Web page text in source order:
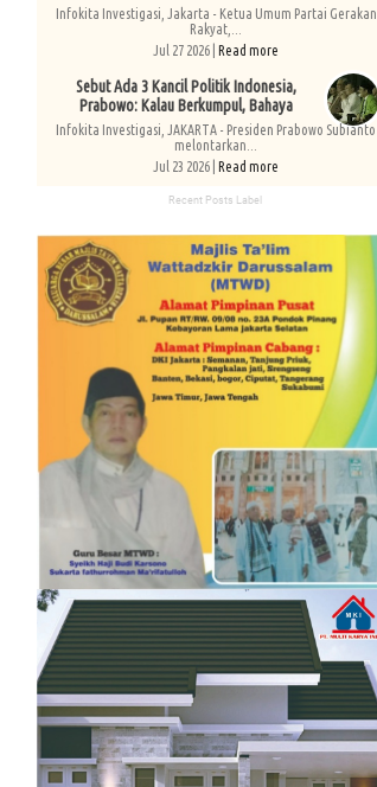
Infokita Investigasi, Jakarta - Ketua Umum Partai Gerakan
Rakyat,...
Jul 27 2026 | Read more
Sebut Ada 3 Kancil Politik Indonesia,
Prabowo: Kalau Berkumpul, Bahaya
Infokita Investigasi, JAKARTA - Presiden Prabowo Subianto
melontarkan...
Jul 23 2026 | Read more
Recent Posts Label